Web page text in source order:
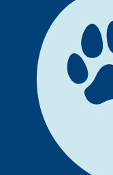
Typische
Ist der